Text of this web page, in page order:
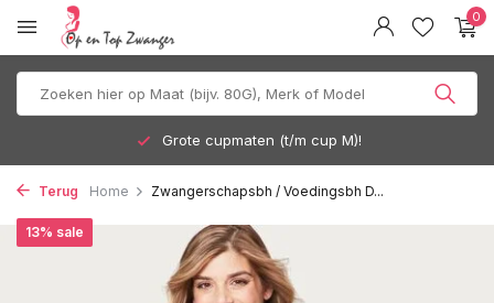
0
(t/m cup M)!
Terug Home Zwangerschapsbh / Voedingsbh D...
13% sale